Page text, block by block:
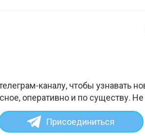
каналу, чтобы узнавать
оперативно и по существу. Не
Присоединиться